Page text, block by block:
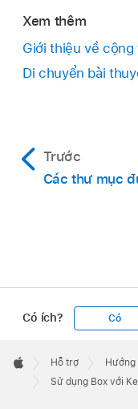
Xem thêm
Giới thiệu về
Di chuyển bài
Trước
Các thư mục
Có ích? Có
Footer

Apple
Hỗ trợ
Sử dụng Box với